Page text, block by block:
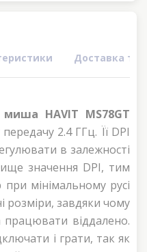
Доставка та
HAVIT MS78GT
2.4 ГГц. Її DPI
в залежності
значення DPI, тим
мінімальному русі
завдяки чому
працювати віддалено.
і грати, так як